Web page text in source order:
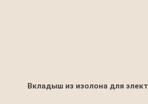
Вкладыш из изолона для